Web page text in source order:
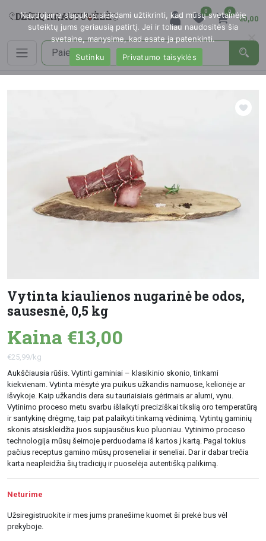
0 0
€0,00
Vytinta kiaulienos nugarinė be odos,
sausesnė, 0,5 kg
Kaina €13,00
€25,99/kg
Aukščiausia rūšis. Vytinti gaminiai – klasikinio skonio, tinkami
kiekvienam. Vytinta mėsytė yra puikus užkandis namuose, kelionėje ar
išvykoje. Kaip užkandis dera su tauriaisiais gėrimais ar alumi, vynu.
Vytinimo proceso metu svarbu išlaikyti preciziškai tikslią oro temperatūrą
ir santykinę drėgmę, taip pat palaikyti tinkamą vėdinimą. Vytintų gaminių
skonis atsiskleidžia juos supjausčius kuo pluoniau. Vytinimo proceso
technologija mūsų šeimoje perduodama iš kartos į kartą. Pagal tokius
pačius receptus gamino mūsų proseneliai ir seneliai. Dar ir dabar trečia
karta neapleidžia šių tradicijų ir puoselėja autentišką palikimą.
Neturime
Užsiregistruokite ir mes jums pranešime kuomet ši prekė bus vėl
prekyboje.
Naudojame slapukus siekdami užtikrinti, kad mūsų svetainėje
suteiktų jums geriausią patirtį. Jei ir toliau naudositės šia
svetaine, manysime, kad esate ja patenkinti.
Sutinku
Privatumo taisyklės